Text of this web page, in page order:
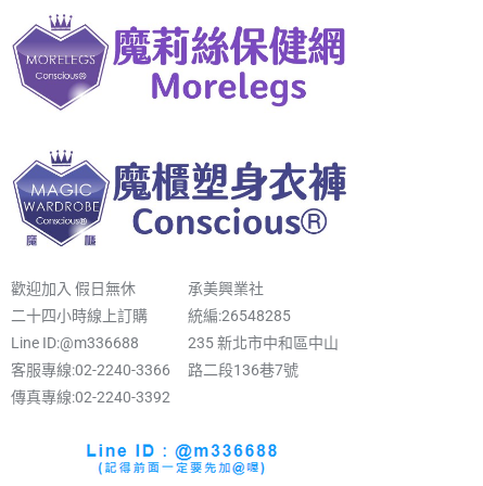
歡迎加入 假日無休
二十四小時線上訂購
Line ID:@m336688
客服專線:02-2240-3366
傳真專線:02-2240-3392
承美興業社
統編:26548285
235 新北市中和區中山
路二段136巷7號